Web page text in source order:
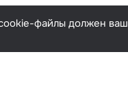
Русскийфайлы должен ваш